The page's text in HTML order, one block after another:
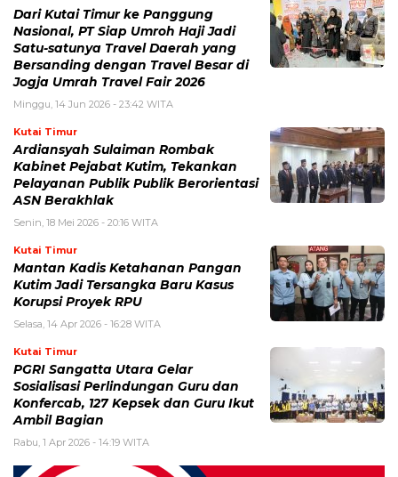
Dari Kutai Timur ke Panggung
Nasional, PT Siap Umroh Haji Jadi
Satu-satunya Travel Daerah yang
Bersanding dengan Travel Besar di
Jogja Umrah Travel Fair 2026
Minggu, 14 Jun 2026 - 23:42 WITA
Kutai Timur
Ardiansyah Sulaiman Rombak
Kabinet Pejabat Kutim, Tekankan
Pelayanan Publik Publik Berorientasi
ASN Berakhlak
Senin, 18 Mei 2026 - 20:16 WITA
Kutai Timur
Mantan Kadis Ketahanan Pangan
Kutim Jadi Tersangka Baru Kasus
Korupsi Proyek RPU
Selasa, 14 Apr 2026 - 16:28 WITA
Kutai Timur
PGRI Sangatta Utara Gelar
Sosialisasi Perlindungan Guru dan
Konfercab, 127 Kepsek dan Guru Ikut
Ambil Bagian
Rabu, 1 Apr 2026 - 14:19 WITA